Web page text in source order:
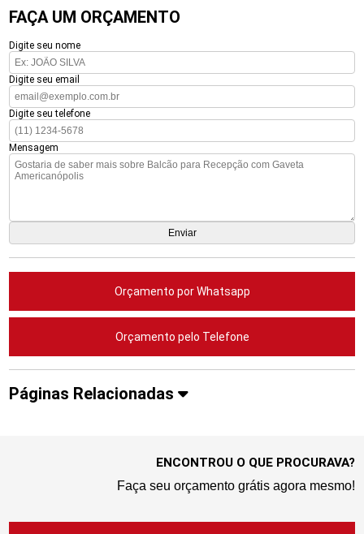
FAÇA UM ORÇAMENTO
Digite seu nome
Digite seu email
Digite seu telefone
Mensagem
Orçamento por Whatsapp
Orçamento pelo Telefone
Páginas Relacionadas
ENCONTROU O QUE PROCURAVA?
Faça seu orçamento grátis agora mesmo!